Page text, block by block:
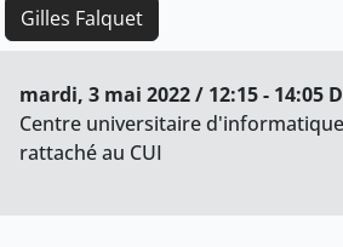
Gilles Falquet
mardi, 3 mai 2022 / 12:15 - 14:05
Centre universitaire
rattaché au CUI